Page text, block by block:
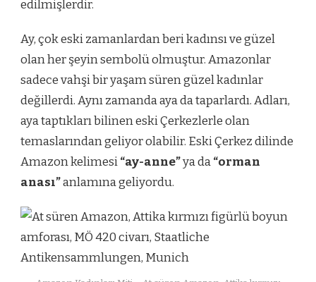
edilmişlerdir.
Ay, çok eski zamanlardan beri kadınsı ve güzel
olan her şeyin sembolü olmuştur. Amazonlar
sadece vahşi bir yaşam süren güzel kadınlar
değillerdi. Aynı zamanda aya da taparlardı. Adları,
aya taptıkları bilinen eski Çerkezlerle olan
temaslarından geliyor olabilir. Eski Çerkez dilinde
Amazon kelimesi“ay-anne”ya da“orman
anası”anlamına geliyordu.